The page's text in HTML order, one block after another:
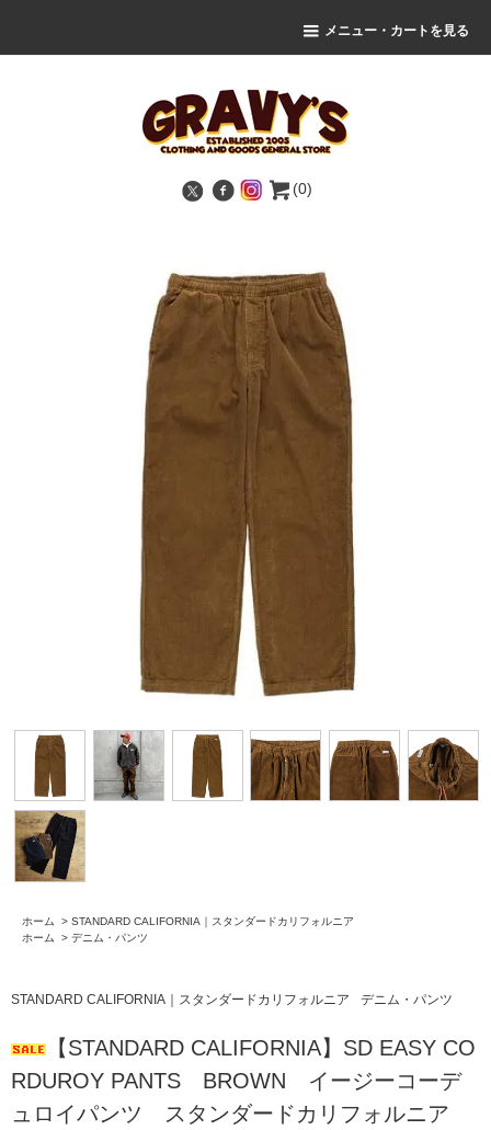
メニュー・カートを見る
(0)
ホーム > STANDARD CALIFORNIA｜スタンダードカリフォルニア
ホーム
> デニム・パンツ
STANDARD CALIFORNIA｜スタンダードカリフォルニア デニム・パンツ
【STANDARD CALIFORNIA】SD EASY CO
RDUROY PANTS BROWN イージーコーデ
ュロイパンツ スタンダードカリフォルニア